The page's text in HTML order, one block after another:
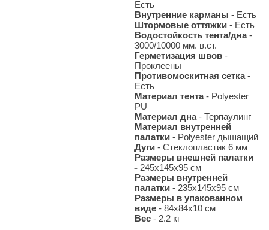
Есть
Внутренние карманы - Есть
Штормовые оттяжки - Есть
Водостойкость тента/дна-
3000/10000 мм. в.ст.
Герметизация швов -
Проклеены
Противомоскитная сетка-
Есть
Материал тента- Polyester
PU
Материал дна- Терпаулинг
Материал внутренней
палатки - Polyester дышащий
Дуги - Стеклопластик 6 мм
Размеры внешней палатки
- 245х145х95 см
Размеры внутренней
палатки - 235х145х95 см
Размеры в упакованном
виде - 84x84х10 см
Вес - 2.2 кг